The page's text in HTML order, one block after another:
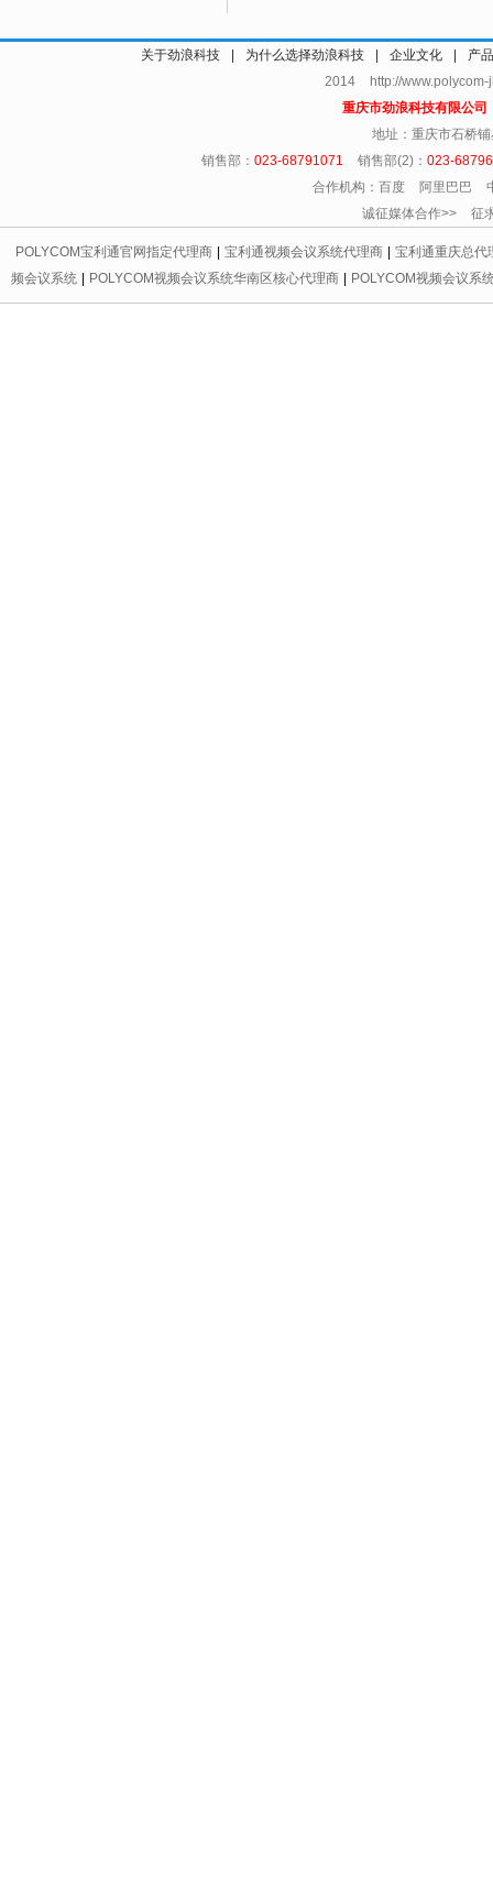
关于劲浪科技 为什么选择劲浪科技 企业文化
产
2014 http://
重庆市劲浪科技有限公
地址：重庆市石桥
销售部： 023-68791071 销售部(2)： 023-
合作机构：百度 阿里巴巴
诚征媒体合作>> 征
POLYCOM宝利通官网指定代理商 宝利通视频会议系统代理商
宝利通重庆总代
频会议系统
POLYCOM视频会议系统华南区核心代理商
POLYCOM视频会议系
代理商 | 宝利通会议电话区域总代理 | 重庆宝利通 | 重庆led显示屏 | 重庆宝利通 |